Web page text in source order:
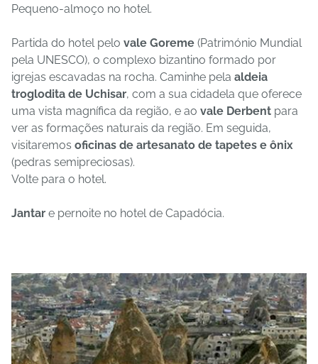
Pequeno-almoço no hotel.
Partida do hotel pelo vale Goreme (Património Mundial
pela UNESCO), o complexo bizantino formado por
igrejas escavadas na rocha. Caminhe pela aldeia
troglodita de Uchisar, com a sua cidadela que oferece
uma vista magnífica da região, e ao vale Derbent para
ver as formações naturais da região. Em seguida,
visitaremos oficinas de artesanato de tapetes e ônix
(pedras semipreciosas).
Volte para o hotel.
Jantar e pernoite no hotel de Capadócia.